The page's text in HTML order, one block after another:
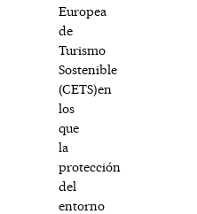
Europea
de
Turismo
Sostenible
(CETS)en
los
que
la
protección
del
entorno